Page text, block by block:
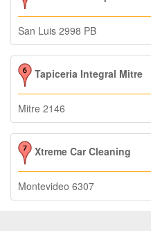
San Luis 2998 PB
Tapiceria Integral Mitre
Mitre 2146
Xtreme Car Cleaning
Montevideo 6307